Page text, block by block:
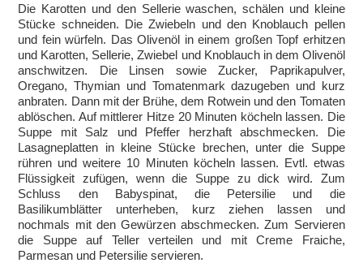
Die Karotten und den Sellerie waschen, schälen und kleine
Stücke schneiden. Die Zwiebeln und den Knoblauch pellen
und fein würfeln. Das Olivenöl in einem großen Topf erhitzen
und Karotten, Sellerie, Zwiebel und Knoblauch in dem Olivenöl
anschwitzen. Die Linsen sowie Zucker, Paprikapulver,
Oregano, Thymian und Tomatenmark dazugeben und kurz
anbraten. Dann mit der Brühe, dem Rotwein und den Tomaten
ablöschen. Auf mittlerer Hitze 20 Minuten köcheln lassen. Die
Suppe mit Salz und Pfeffer herzhaft abschmecken. Die
Lasagneplatten in kleine Stücke brechen, unter die Suppe
rühren und weitere 10 Minuten köcheln lassen. Evtl. etwas
Flüssigkeit zufügen, wenn die Suppe zu dick wird. Zum
Schluss den Babyspinat, die Petersilie und die
Basilikumblätter unterheben, kurz ziehen lassen und
nochmals mit den Gewürzen abschmecken. Zum Servieren
die Suppe auf Teller verteilen und mit Creme Fraiche,
Parmesan und Petersilie servieren.